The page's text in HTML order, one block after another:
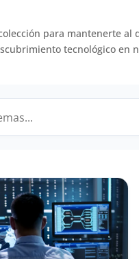
para mantenerte al
tecnológico en